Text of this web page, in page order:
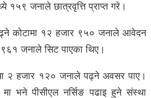
१५९ जनाले छात्रवृत्ति प्राप्‍त गरे।
कोटामा १२ हजार ९५० जनाले आवेदन
जनाले सिट पाएका थिए।
२ हजार १२० जनाले पढ्ने अवसर पाए।
भने पीसीएल नर्सिङ पढाइ हुने संस्था